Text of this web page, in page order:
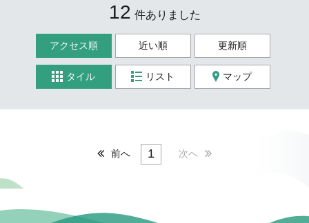
12 件ありました
アクセス順 近い順 更新順
タイル リスト マップ
前へ 1 次へ